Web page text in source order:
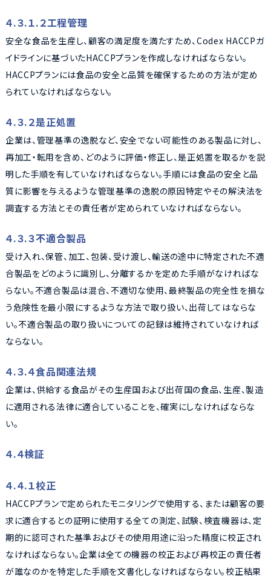
４.３.１.２工程管理
安全な食品を生産し、顧客の満足度を満たすため、Codex HACCPガ
イドラインに基づいたHACCPプランを作成しなければならない。
HACCPプランには食品の安全と品質を確保するための方法が定め
られていなければならない。
４.３.２是正処置
企業は、管理基準の逸脱など、安全でない可能性のある製品に対し、
再加工・転用を含め、どのように評価・修正し、是正処置を取るかを説
明した手順を有していなければならない。手順には食品の安全と品
質に影響を与えるような管理基準の逸脱の原因特定やその解決法を
調査する方法とその責任者が定められていなければならない。
４.３.３不適合製品
受け入れ、保管、加工、包装、受け渡し、輸送の途中に特定された不適
合製品をどのように識別し、分離するかを定めた手順がなければな
らない。不適合製品は混合、不適切な使用、最終製品の完全性を損な
う危険性を最小限にするような方法で取り扱い、出荷してはならな
い。不適合製品の取り扱いについての記録は維持されていなければ
ならない。
４.３.４食品関連法規
企業は、供給する食品がその生産国および出荷国の食品、生産、製造
に適用される法律に適合していることを、確実にしなければならな
い。
４.４検証
４.４.１校正
HACCPプランで定められたモニタリングで使用する、または顧客の要
求に適合するとの証明に使用する全ての測定、試験、検査機器は、定
期的に認可された基準およびその使用用途に沿った精度に校正され
なければならない。企業は全ての機器の校正および再校正の責任者
が誰なのかを特定した手順を文書化しなければならない。校正結果